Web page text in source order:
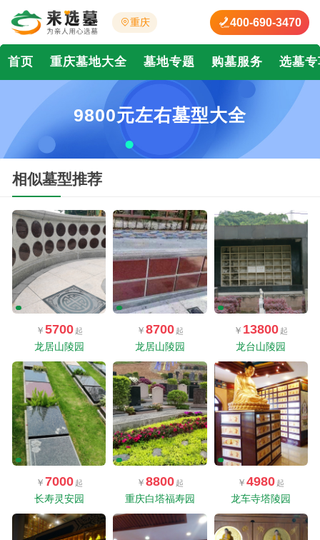
重庆 400-690-3470
首页 重庆墓地大全 墓地专题 购墓服务 选墓专
9800元左右墓型大全
相似墓型推荐
5700
龙居山陵园
8700
龙居山陵园
13800
龙台山陵园
7000
长寿灵安园
8800
重庆白塔福寿园
4980
龙车寺塔陵园